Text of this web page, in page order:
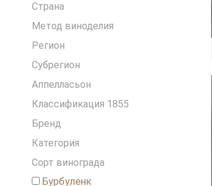
Новая Зеландия
Португалия
Россия
Словения
США
Франция
Чехия
Чили
Страна
Метод виноделия
Регион
Субрегион
Аппелласьон
Классификация 1855
Бренд
Категория
Сорт винограда
Бурбуленк